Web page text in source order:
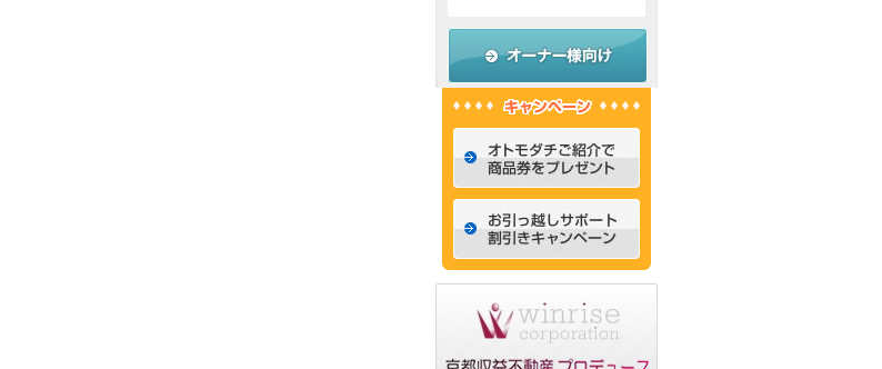
2015/06/02
☆京都市左京区賃貸お得
2015/05/31
な1ＬＤＫマンション☆
☆京都市左京区賃貸おし
ゃれなデザイナーズマン
ション☆
☆京都市左京区賃貸お得
な1ＬＤＫ物件☆